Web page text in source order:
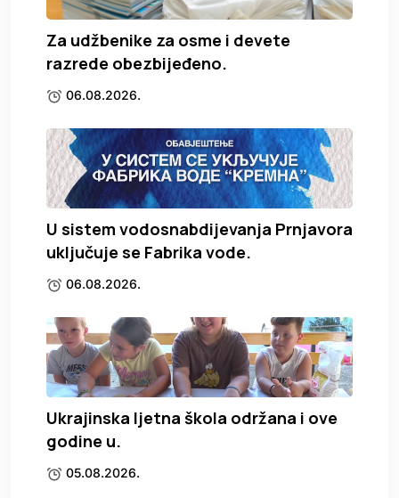
Za udžbenike za osme i devete
razrede obezbijeđeno.
06.08.2026.
U sistem vodosnabdijevanja Prnjavora
uključuje se Fabrika vode.
06.08.2026.
Ukrajinska ljetna škola održana i ove
godine u.
05.08.2026.